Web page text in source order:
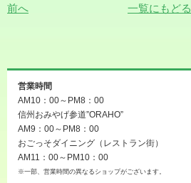
前へ 一覧にもどる
営業時間
AM10：00～PM8：00
信州おみやげ参道”ORAHO”
AM9：00～PM8：00
おごっそダイニング（レストラン街）
AM11：00～PM10：00
※一部、営業時間の異なるショップがございます。